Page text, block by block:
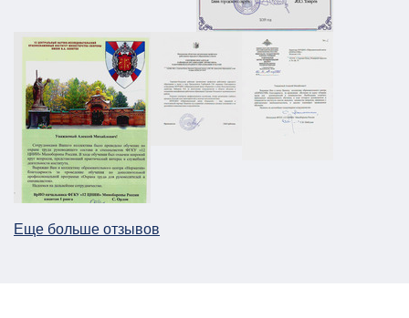
ПОДРОБНЕЕ
Паспорт безопасности для предприятия
НПП в г. Москва
АТЗ Паспорт АТЗ
Постановление Правительства №258
26.12.2025
Еще больше отзывов